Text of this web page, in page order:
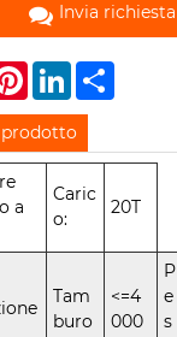
Invia richiesta
PinterestLinkedIn
prodotto
a
Caric
o:
20T
Tam
buro
<=4
000
P
e
s